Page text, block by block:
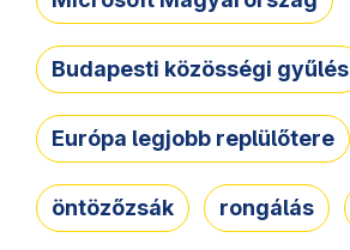
Budapesti közösségi gyűlés
Európa legjobb replülőtere
öntözőzsák rongálás